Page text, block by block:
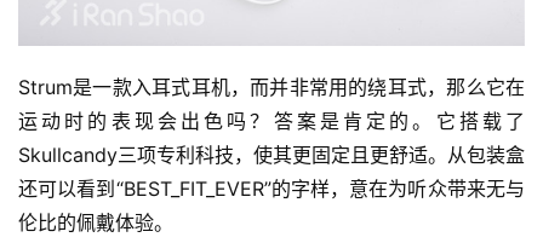
Strum是一款入耳式耳机，而并非常用的绕耳式，那么它在
运动时的表现会出色吗？答案是肯定的。它搭载了
Skullcandy三项专利科技，使其更固定且更舒适。从包装盒
还可以看到“BEST_FIT_EVER”的字样，意在为听众带来无与
伦比的佩戴体验。